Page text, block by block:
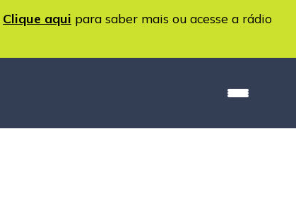
Clique aqui para saber mais ou acesse a rádio